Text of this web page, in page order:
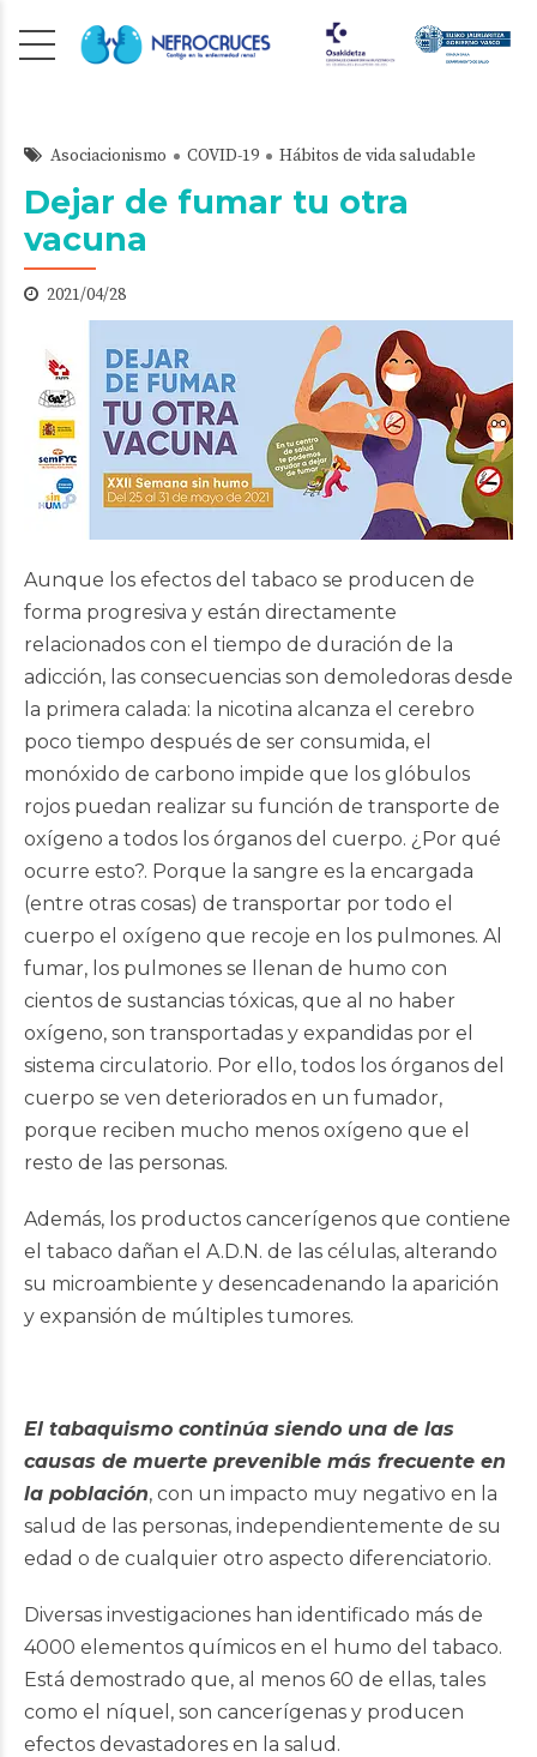
Asociacionismo COVID-19 Hábitos de vida saludable
Dejar de fumar tu otra
vacuna
2021/04/28
Aunque los efectos del tabaco se producen de
forma progresiva y están directamente
relacionados con el tiempo de duración de la
adicción, las consecuencias son demoledoras desde
la primera calada: la nicotina alcanza el cerebro
poco tiempo después de ser consumida, el
monóxido de carbono impide que los glóbulos
rojos puedan realizar su función de transporte de
oxígeno a todos los órganos del cuerpo. ¿Por qué
ocurre esto?. Porque la sangre es la encargada
(entre otras cosas) de transportar por todo el
cuerpo el oxígeno que recoje en los pulmones. Al
fumar, los pulmones se llenan de humo con
cientos de sustancias tóxicas, que al no haber
oxígeno, son transportadas y expandidas por el
sistema circulatorio. Por ello, todos los órganos del
cuerpo se ven deteriorados en un fumador,
porque reciben mucho menos oxígeno que el
resto de las personas.
Además, los productos cancerígenos que contiene
el tabaco dañan el A.D.N. de las células, alterando
su microambiente y desencadenando la aparición
y expansión de múltiples tumores.
El tabaquismo continúa siendo una de las
causas de muerte prevenible más frecuente en
la población, con un impacto muy negativo en la
salud de las personas, independientemente de su
edad o de cualquier otro aspecto diferenciatorio.
Diversas investigaciones han identificado más de
4000 elementos químicos en el humo del tabaco.
Está demostrado que, al menos 60 de ellas, tales
como el níquel, son cancerígenas y producen
efectos devastadores en la salud.